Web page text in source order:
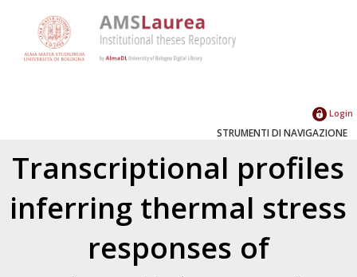
Login
STRUMENTI DI NAVIGAZIONE
Transcriptional profiles
inferring thermal stress
responses of